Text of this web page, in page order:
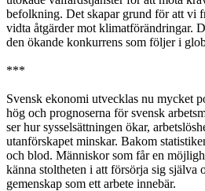
befolkning. Det skapar grund för att vi
vidta åtgärder mot klimatförändringar.
den ökande konkurrens som följer i
***
Svensk ekonomi utvecklas nu mycket
hög och prognoserna för svensk
ser hur sysselsättningen ökar,
utanförskapet minskar. Bakom
och blod. Människor som får en
känna stoltheten i att försörja sig själva
gemenskap som ett arbete innebär.